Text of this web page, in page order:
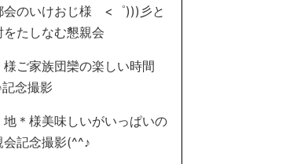
会のいけおじ様 <゜)))彡と
をたしなむ懇親会
様ご家族団欒の楽しい時間
念撮影
地＊様美味しいがいっぱいの
会記念撮影(^^♪